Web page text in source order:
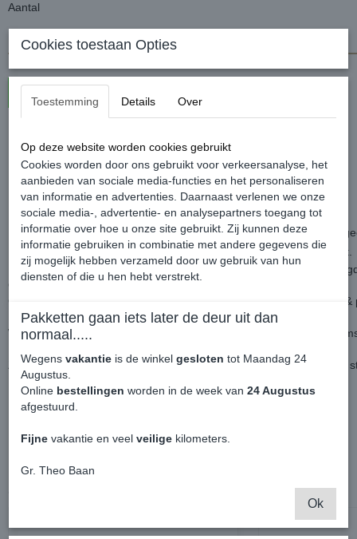
Aantal
De welbekende frontspoiler met het extra sportieve onderlipje.
Perfecte pasvorm voor de Volkswagen Caddy MK4.
Deze voorspoiler word geleverd in Hoogglans zwart, dat betekend
De spoilers zijn Custom Made gemaakt en speciaal ook lichtgewicht.
Door deze unieke vorm van productie, word de frontspoiler
Ook is de bevestiging al voorbewerkt en word erbij geleverd.
Gaatjes boren in de onderkant van je voorbumper en letterlijk plug
We streven naar een standaard voorraad artikel, echter kan het
Zeker van je bestelling zijn? Neem even contact op voor de huidige
Levering per stuk.
Cookies toestaan Opties
Toestemming Details Over
Op deze website worden cookies gebruikt
Cookies worden door ons gebruikt voor verkeersanalyse, het
aanbieden van sociale media-functies en het personaliseren
van informatie en advertenties. Daarnaast verlenen we onze
sociale media-, advertentie- en analysepartners toegang tot
informatie over hoe u onze site gebruikt. Zij kunnen deze
informatie gebruiken in combinatie met andere gegevens die
zij mogelijk hebben verzameld door uw gebruik van hun
diensten of die u hen hebt verstrekt.
Pakketten gaan iets later de deur uit dan
normaal.....
Wegens vakantie is de winkel gesloten tot Maandag 24
Augustus.
Online bestellingen worden in de week van 24 Augustus
afgestuurd.
Fijne vakantie en veel veilige kilometers.
Gr. Theo Baan
Ok